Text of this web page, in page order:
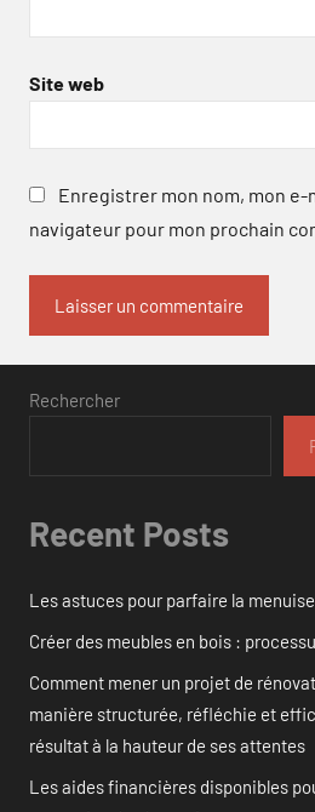
Site web
Enregistrer mon nom, mon e-
navigateur pour mon prochain
Rechercher
Recent Posts
Les astuces pour parfaire la
Créer des meubles en bois :
Comment mener un projet de
manière structurée, réfléchie et
résultat à la hauteur de ses attentes
Les aides financières disponibles